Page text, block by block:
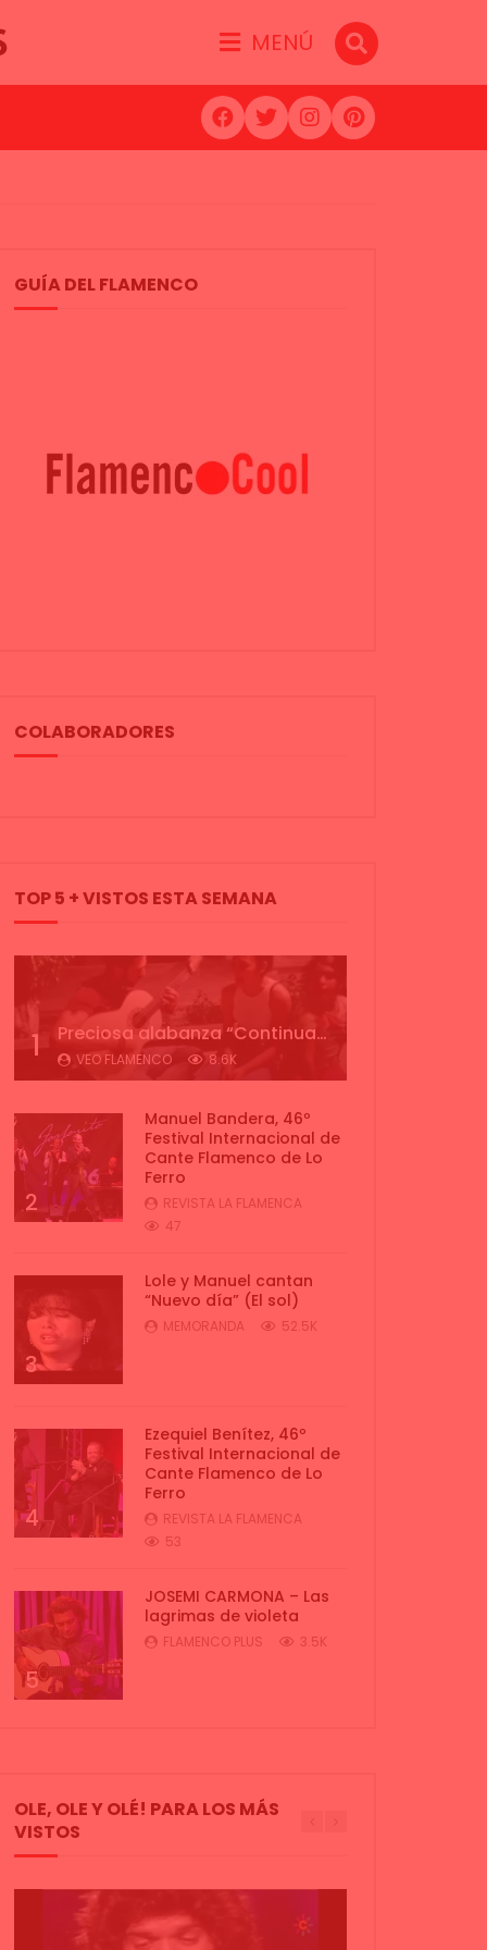
MENÚ
GUÍA DEL FLAMENCO
COLABORADORES
TOP 5 + VISTOS ESTA SEMANA
1 Preciosa alabanza “Continua” cantada por ALBA CORTES acompañada de IVAN a la guitarra | VEOFLAMENCO
VEO FLAMENCO 8.6K
2
Manuel Bandera, 46º
Festival Internacional de
Cante Flamenco de Lo
Ferro
REVISTA LA FLAMENCA
47
3
Lole y Manuel cantan
“Nuevo día” (El sol)
MEMORANDA 52.5K
4
Ezequiel Benítez, 46º
Festival Internacional de
Cante Flamenco de Lo
Ferro
REVISTA LA FLAMENCA
53
5
JOSEMI CARMONA – Las
lagrimas de violeta
FLAMENCO PLUS 3.5K
OLE, OLE Y OLÉ! PARA LOS MÁS
VISTOS